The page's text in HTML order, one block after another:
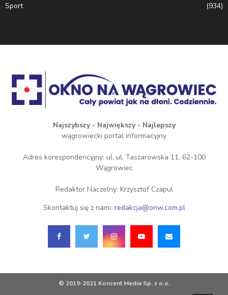
Sport
(934)
Najszybszy - Największy - Najlepszy
wągrowiecki portal informacyjny
Adres korespondencyjny: ul. ul. Taszarowska 11, 62-100
Wągrowiec
Redaktor Naczelny: Krzysztof Czapul
Skontaktuj się z nami: redakcja@onw.com.pl
© 2019-2021 Koncent Media Sp. z o.o.